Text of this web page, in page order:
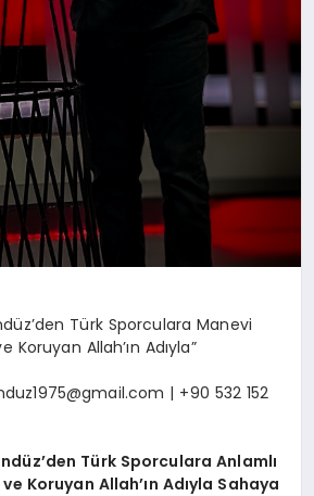
Türk Sporculara Manevi
Koruyan Allah’ın Adıyla”
| +90 532 152
Türk Sporculara Anlamlı
Koruyan Allah’ın Adıyla Sahaya